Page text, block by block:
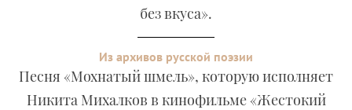
без вкуса».
Из архивов русской поэзии
Песня «Мохнатый шмель», которую исполняет
Никита Михалков в кинофильме «Жестокий